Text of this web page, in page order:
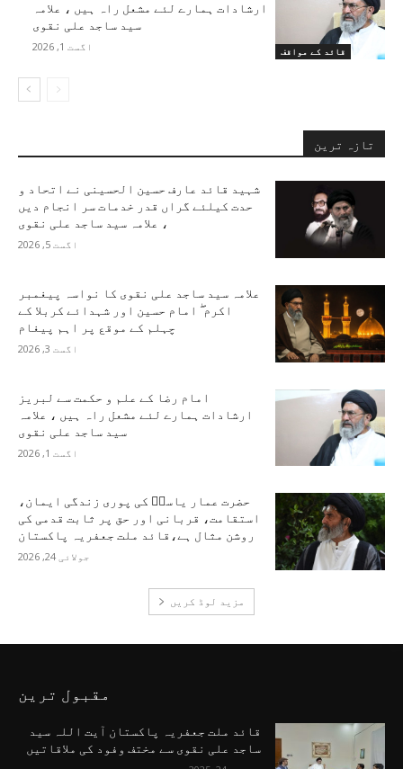
قائد کے مواقف
ارشادات ہمارے لئے مشعل راہ ہیں ، علامہ
سید ساجد علی نقوی
اگست 1, 2026
تازہ ترین
شہید قائد عارف حسین الحسینی نے اتحاد و
حدت کیلئے گراں قدر خدمات سر انجام دیں
، علامہ سید ساجد علی نقوی
اگست 5, 2026
علامہ سید ساجد علی نقوی کا نواسہ پیغمبر
اکرم ۖ امام حسین اور شہدائے کربلا کے
چہلم کے موقع پر اہم پیغام
اگست 3, 2026
امام رضا کے علم و حکمت سے لبریز
ارشادات ہمارے لئے مشعل راہ ہیں ، علامہ
سید ساجد علی نقوی
اگست 1, 2026
حضرت عمار یاسرؑ کی پوری زندگی ایمان،
استقامت، قربانی اور حق پر ثابت قدمی کی
روشن مثال ہے،قائد ملت جعفریہ پاکستان
جولائی 24, 2026
مزید لوڈ کریں
مقبول ترین
قائد ملت جعفریہ پاکستان آیت اللہ سید
ساجد علی نقوی سے مختف وفود کی ملاقاتیں